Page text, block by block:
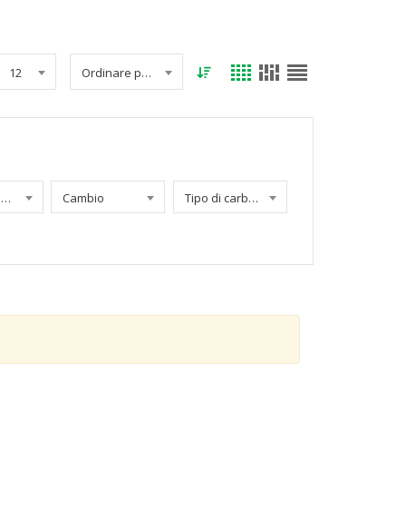
12 Ordinare per data
Chilometraggio Cambio Tipo di carburante